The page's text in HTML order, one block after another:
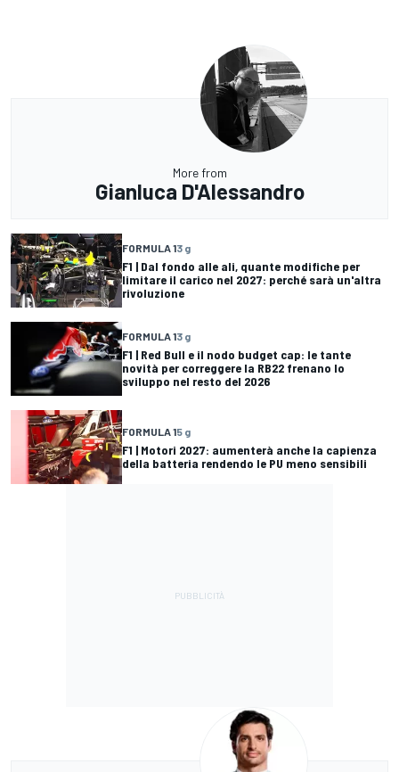
More from
Gianluca D'Alessandro
FORMULA 13 g
F1 | Dal fondo alle ali, quante modifiche per
limitare il carico nel 2027: perché sarà un'altra
rivoluzione
FORMULA 13 g
F1 | Red Bull e il nodo budget cap: le tante
novità per correggere la RB22 frenano lo
sviluppo nel resto del 2026
FORMULA 15 g
F1 | Motori 2027: aumenterà anche la capienza
della batteria rendendo le PU meno sensibili